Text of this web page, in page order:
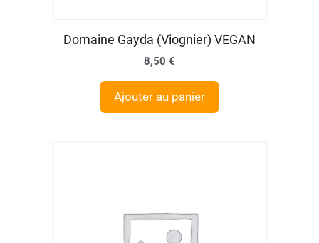
Domaine Gayda (Viognier) VEGAN
8,50 €
Ajouter au panier